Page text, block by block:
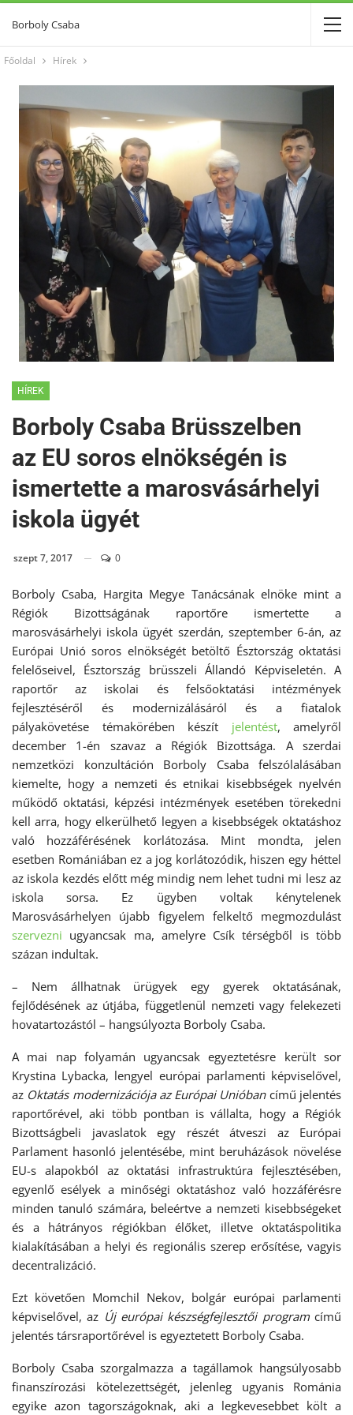
Borboly Csaba
Főoldal Hírek
HÍREK
Borboly Csaba Brüsszelben
az EU soros elnökségén is
ismertette a marosvásárhelyi
iskola ügyét
szept 7, 2017 0
Borboly Csaba, Hargita Megye Tanácsának elnöke mint a
Régiók Bizottságának raportőre ismertette a
marosvásárhelyi iskola ügyét szerdán, szeptember 6-án, az
Európai Unió soros elnökségét betöltő Észtország oktatási
felelőseivel, Észtország brüsszeli Állandó Képviseletén. A
raportőr az iskolai és felsőoktatási intézmények
fejlesztéséről és modernizálásáról és a fiatalok
pályakövetése témakörében készít jelentést, amelyről
december 1-én szavaz a Régiók Bizottsága. A szerdai
nemzetközi konzultáción Borboly Csaba felszólalásában
kiemelte, hogy a nemzeti és etnikai kisebbségek nyelvén
működő oktatási, képzési intézmények esetében törekedni
kell arra, hogy elkerülhető legyen a kisebbségek oktatáshoz
való hozzáférésének korlátozása. Mint mondta, jelen
esetben Romániában ez a jog korlátozódik, hiszen egy héttel
az iskola kezdés előtt még mindig nem lehet tudni mi lesz az
iskola sorsa. Ez ügyben voltak kénytelenek
Marosvásárhelyen újabb figyelem felkeltő megmozdulást
szervezni ugyancsak ma, amelyre Csík térségből is több
százan indultak.
– Nem állhatnak ürügyek egy gyerek oktatásának,
fejlődésének az útjába, függetlenül nemzeti vagy felekezeti
hovatartozástól – hangsúlyozta Borboly Csaba.
A mai nap folyamán ugyancsak egyeztetésre került sor
Krystina Lybacka, lengyel európai parlamenti képviselővel,
az Oktatás modernizációja az Európai Unióban című jelentés
raportőrével, aki több pontban is vállalta, hogy a Régiók
Bizottságbeli javaslatok egy részét átveszi az Európai
Parlament hasonló jelentésébe, mint beruházások növelése
EU-s alapokból az oktatási infrastruktúra fejlesztésében,
egyenlő esélyek a minőségi oktatáshoz való hozzáférésre
minden tanuló számára, beleértve a nemzeti kisebbségeket
és a hátrányos régiókban élőket, illetve oktatáspolitika
kialakításában a helyi és regionális szerep erősítése, vagyis
decentralizáció.
Ezt követően Momchil Nekov, bolgár európai parlamenti
képviselővel, az Új európai készségfejlesztői programcímű
jelentés társraportőrével is egyeztetett Borboly Csaba.
Borboly Csaba szorgalmazza a tagállamok hangsúlyosabb
finanszírozási kötelezettségét, jelenleg ugyanis Románia
egyike azon tagországoknak, aki a legkevesebbet költ a